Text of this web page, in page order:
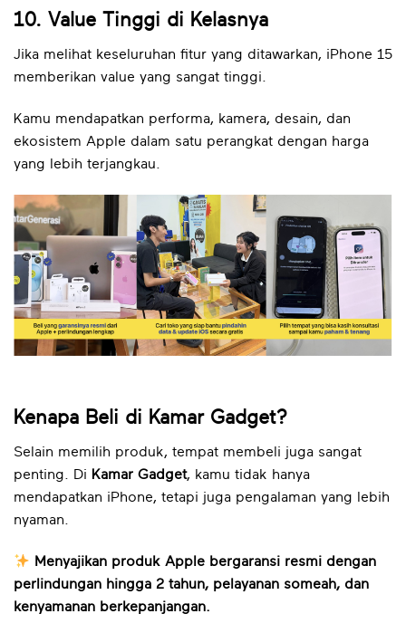
10. Value Tinggi di Kelasnya
Jika melihat keseluruhan fitur yang ditawarkan, iPhone 15
memberikan value yang sangat tinggi.
Kamu mendapatkan performa, kamera, desain, dan
ekosistem Apple dalam satu perangkat dengan harga
yang lebih terjangkau.
Kenapa Beli di Kamar Gadget?
Selain memilih produk, tempat membeli juga sangat
penting. Di Kamar Gadget, kamu tidak hanya
mendapatkan iPhone, tetapi juga pengalaman yang lebih
nyaman.
Menyajikan produk Apple bergaransi resmi dengan
perlindungan hingga 2 tahun, pelayanan someah, dan
kenyamanan berkepanjangan.